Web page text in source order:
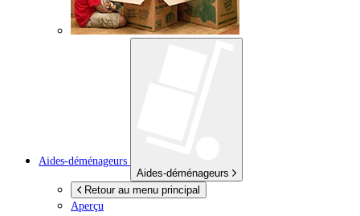
Aides-déménageurs
Aides-déménageurs
Retour au menu principal
Aperçu